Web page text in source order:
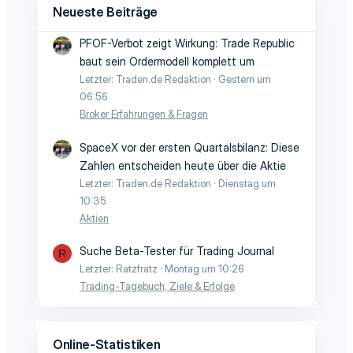
Neueste Beiträge
PFOF-Verbot zeigt Wirkung: Trade Republic
baut sein Ordermodell komplett um
Letzter: Traden.de Redaktion
Gestern um
06:56
Broker Erfahrungen & Fragen
SpaceX vor der ersten Quartalsbilanz: Diese
Zahlen entscheiden heute über die Aktie
Letzter: Traden.de Redaktion
Dienstag um
10:35
Aktien
R Suche Beta-Tester für Trading Journal
Letzter: Ratzfratz
Montag um 10:26
Trading-Tagebuch, Ziele & Erfolge
Online-Statistiken